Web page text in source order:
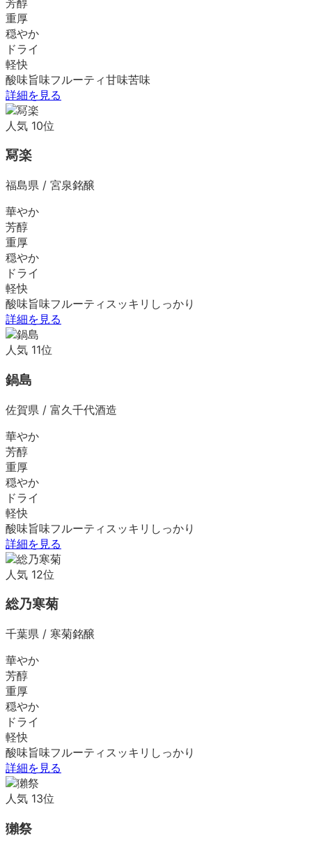
重厚
穏やか
ドライ
軽快
酸味旨味フルーティ甘味苦味
詳細を見る
人気 10位
冩楽
福島県 / 宮泉銘醸
華やか
芳醇
重厚
穏やか
ドライ
軽快
酸味旨味フルーティ スッキリ しっかり
詳細を見る
人気 11位
鍋島
佐賀県 / 富久千代酒造
華やか
芳醇
重厚
穏やか
ドライ
軽快
酸味旨味フルーティ スッキリ しっかり
詳細を見る
人気 12位
総乃寒菊
千葉県 / 寒菊銘醸
華やか
芳醇
重厚
穏やか
ドライ
軽快
酸味旨味フルーティ スッキリ しっかり
詳細を見る
人気 13位
獺祭